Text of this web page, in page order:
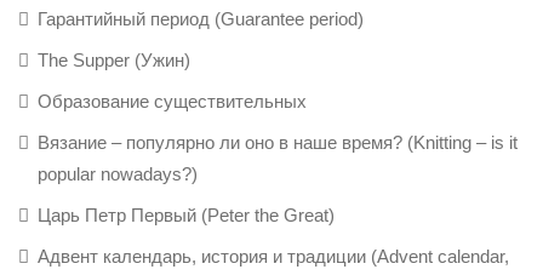
Гарантийный период (Guarantee period)
The Supper (Ужин)
Образование существительных
Вязание – популярно ли оно в наше время? (Knitting – is it
popular nowadays?)
Царь Петр Первый (Peter the Great)
Адвент календарь, история и традиции (Advent calendar,